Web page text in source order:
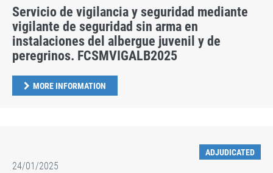
Servicio de vigilancia y seguridad mediante
vigilante de seguridad sin arma en
instalaciones del albergue juvenil y de
peregrinos. FCSMVIGALB2025
MORE INFORMATION
ADJUDICATED
24/01/2025